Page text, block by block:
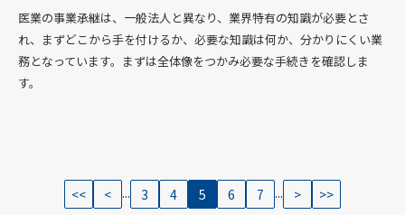
医業の事業承継は、一般法人と異なり、業界特有の知識が必要とさ
れ、まずどこから手を付けるか、必要な知識は何か、分かりにくい業
務となっています。まずは全体像をつかみ必要な手続きを確認しま
す。
<< < ... 3 4 5 6 7 ... > >>